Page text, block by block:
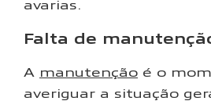
avarias.
Falta de
A manutenção é o
averiguar a situação